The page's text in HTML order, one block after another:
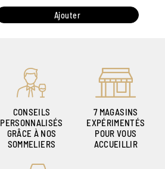
Ajouter
CONSEILS
PERSONNALISÉS
GRÂCE À NOS
SOMMELIERS
7 MAGASINS
EXPÉRIMENTÉS
POUR VOUS
ACCUEILLIR